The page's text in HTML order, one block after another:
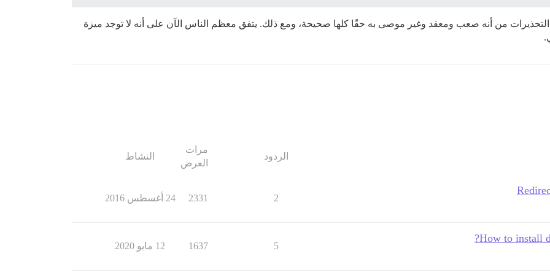
من أنه صعب ومعقد وغير موصى به حقًا كلها صحيحة، ومع ذلك. يتفق معظم الناس الآن على أنه لا توجد ميزة
الردود
مرات
العرض
النشاط
2
2331 24 أغسطس 2016
How to install
5
1637 12 مايو 2020